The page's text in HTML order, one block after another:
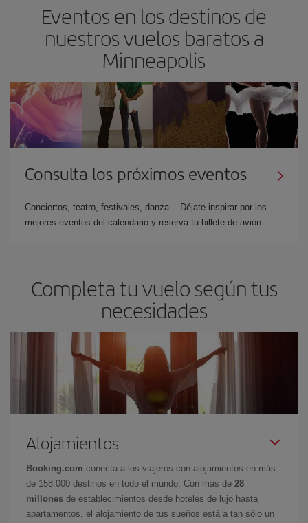
Eventos en los destinos de
nuestros vuelos baratos a
Minneapolis
Consulta los próximos eventos
Conciertos, teatro, festivales, danza... Déjate inspirar por los
mejores eventos del calendario y reserva tu billete de avión
Completa tu vuelo según tus
necesidades
Alojamientos
Booking.com conecta a los viajeros con alojamientos en más
de 158.000 destinos en todo el mundo. Con más de 28
millones de establecimientos desde hoteles de lujo hasta
apartamentos, el alojamiento de tus sueños está a tan sólo un